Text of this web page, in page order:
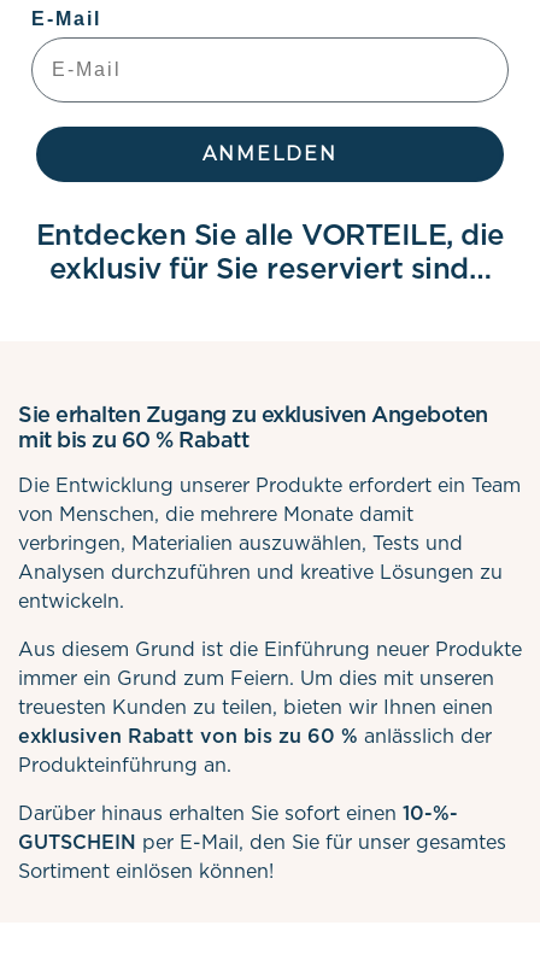
E-Mail
ANMELDEN
Entdecken Sie alle VORTEILE, die
exklusiv für Sie reserviert sind…
Sie erhalten Zugang zu exklusiven Angeboten
mit bis zu 60 % Rabatt
Die Entwicklung unserer Produkte erfordert ein Team
von Menschen, die mehrere Monate damit
verbringen, Materialien auszuwählen, Tests und
Analysen durchzuführen und kreative Lösungen zu
entwickeln.
Aus diesem Grund ist die Einführung neuer Produkte
immer ein Grund zum Feiern. Um dies mit unseren
treuesten Kunden zu teilen, bieten wir Ihnen einen
exklusiven Rabatt von bis zu 60 % anlässlich der
Produkteinführung an.
Darüber hinaus erhalten Sie sofort einen 10-%-
GUTSCHEIN per E-Mail, den Sie für unser gesamtes
Sortiment einlösen können!